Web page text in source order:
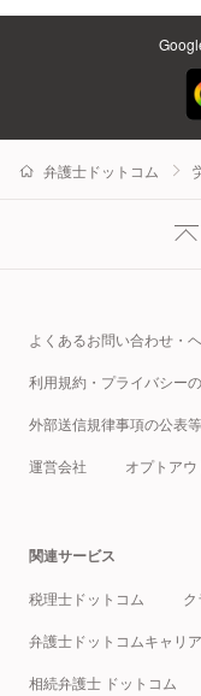
弁護士ドットコム
よくあるお問い合わせ・
利用規約・プライバシー
外部送信規律事項の公表
運営会社 オプトア
関連サービス
税理士ドットコム
弁護士ドットコムキャリア
相続弁護士 ドットコム